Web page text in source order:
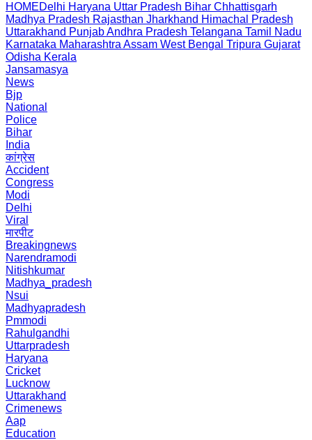
HOMEDelhi Haryana Uttar Pradesh Bihar Chhattisgarh
Madhya Pradesh Rajasthan Jharkhand Himachal Pradesh
Uttarakhand PunjabAndhra Pradesh Telangana Tamil Nadu
Karnataka Maharashtra Assam West Bengal Tripura Gujarat
Odisha Kerala
Jansamasya
News
Bjp
National
Police
Bihar
India
कांग्रेस
Accident
Congress
Modi
Delhi
Viral
मारपीट
Breakingnews
Narendramodi
Nitishkumar
Madhya_pradesh
Nsui
Madhyapradesh
Pmmodi
Rahulgandhi
Uttarpradesh
Haryana
Cricket
Lucknow
Uttarakhand
Crimenews
Aap
Education